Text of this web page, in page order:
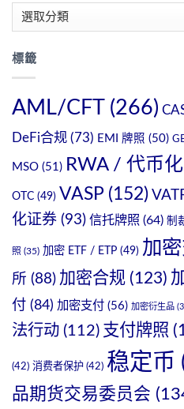
類
標籤
AML/CFT(266)
DeFi合规 (73) EMI 牌照 (50)
MSO (51) RWA / 代币
OTC (49) VASP (152)
化证券 (93) 信托牌照 (64) 制
照 (35) 加密 ETF / ETP (49) 加
所 (88) 加密合规 (123)
付 (84) 加密支付 (56) 加密衍生品
法行动 (112) 支付牌照
(42) 消费者保护 (42) 稳定币
品期货交易委员会